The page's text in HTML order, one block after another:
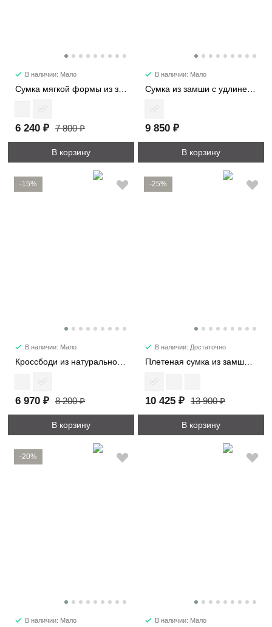
В наличии: Мало
6 240 ₽ 7 800 ₽
В корзину
В наличии: Мало
9 850 ₽
В корзину
-15%
В наличии: Мало
Кроссбоди из натуральной замши 3596
6 970 ₽ 8 200 ₽
В корзину
-25%
В наличии: Достаточно
Плетеная сумка из замши 1376
10 425 ₽ 13 900 ₽
В корзину
-20%
В наличии: Мало В наличии: Мало